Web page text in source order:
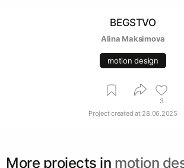
BEGSTVO
Alina Maksimova
motion design
3
Project created at 28.06.2025
More projects in motion